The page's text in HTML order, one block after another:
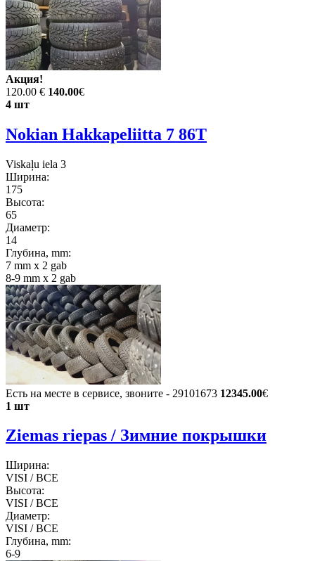
Акция!
120.00 € 140.00€
4 шт
Nokian Hakkapeliitta 7 86T
Viskaļu iela 3
Ширина:
175
Высота:
65
Диаметр:
14
Глубина, mm:
7 mm x 2 gab
8-9 mm x 2 gab
Есть на месте в сервисе, звоните - 29101673 12345.00€
1 шт
Ziemas riepas / Зимние покрышки
Ширина:
VISI / ВСЕ
Высота:
VISI / ВСЕ
Диаметр:
VISI / ВСЕ
Глубина, mm:
6-9